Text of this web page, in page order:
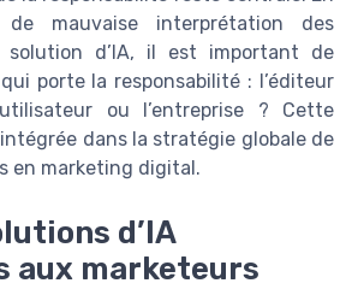
mauvaise interprétation des
solution d’IA, il est important de
porte la responsabilité : l’éditeur
ou l’entreprise ? Cette
dans la stratégie globale de
en marketing digital.
d’IA
aux marketeurs